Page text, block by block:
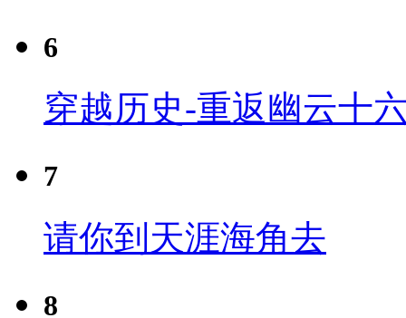
6
穿越历史-重返幽云十
7
请你到天涯海角去
8